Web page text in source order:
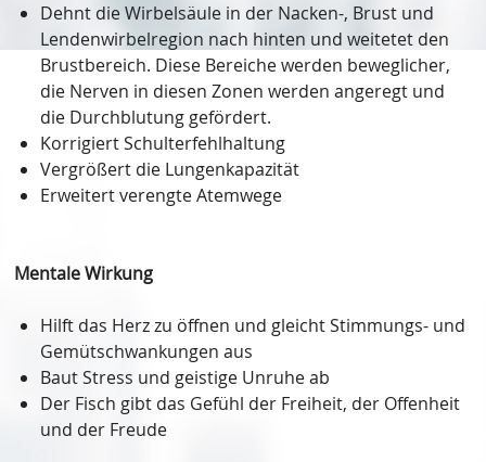
Dehnt die Wirbelsäule in der Nacken-, Brust und
Lendenwirbelregion nach hinten und weitetet den
Brustbereich. Diese Bereiche werden beweglicher,
die Nerven in diesen Zonen werden angeregt und
die Durchblutung gefördert.
Korrigiert Schulterfehlhaltung
Vergrößert die Lungenkapazität
Erweitert verengte Atemwege
Mentale Wirkung
Hilft das Herz zu öffnen und gleicht Stimmungs- und
Gemütschwankungen aus
Baut Stress und geistige Unruhe ab
Der Fisch gibt das Gefühl der Freiheit, der Offenheit
und der Freude